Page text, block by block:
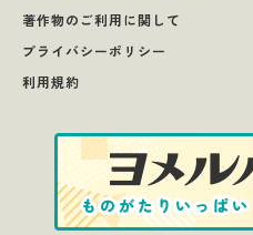
著作物のご利用に関して
プライバシーポリシー
利用規約